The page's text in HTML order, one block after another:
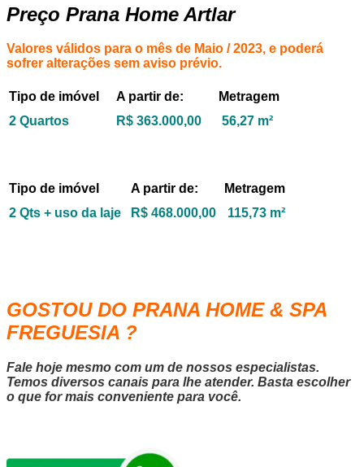
Preço Prana Home Artlar
Valores válidos para o mês de Maio / 2023, e poderá
sofrer alterações sem aviso prévio.
Tipo de imóvel A partir de:
Metragem
2 Quartos
R$ 363.000,00 56,27 m²
Tipo de imóvel A partir de:
Metragem
2 Qts + uso da laje
R$ 468.000,00 115,73 m²
GOSTOU DO PRANA HOME & SPA
FREGUESIA ?
Fale hoje mesmo com um de nossos especialistas.
Temos diversos canais para lhe atender. Basta escolher
o que for mais conveniente para você.